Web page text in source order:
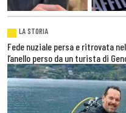
LA STORIA
Fede nuziale persa e ritrovata
l’anello perso da un turista di